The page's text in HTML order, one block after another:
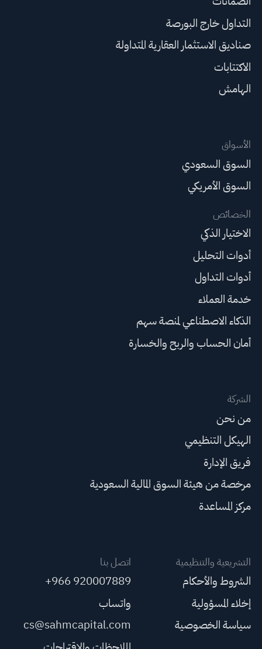
التداول خارج البورصة
صناديق الاستثمار العقارية المتداولة
الاكتتابات
الهامش
الأسواق
السوق السعودي
السوق الأمريكي
الخصائص
الاختيار الذكي
أدوات التحليل
أدوات التداول
خدمة العملاء
الذكاء الاصطناعي لمنصة سهم
أمان الحساب والربح والخسارة
الشركة
من نحن
الهيكل التنظيمي
فريق الإدارة
مرخصة من هيئة السوق المالية السعودية
مركز المساعدة
التشريعية والتنظيمية
الشروط والأحكام
إخلاء المسؤولية
سياسة الخصوصية
اتصل بنا
+966 920007889
واتساب
cs@sahmcapital.com